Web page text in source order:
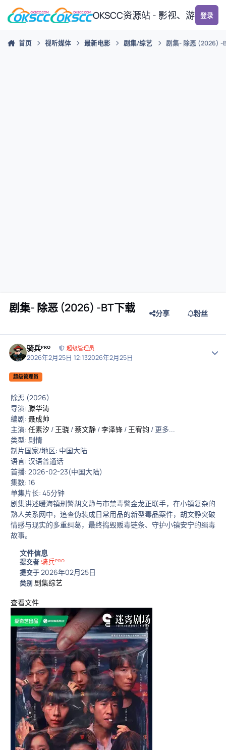
跳转到帖子
OKSCC资源站 - 影视、游戏、
登录
首页 视听媒体 最新电影 剧集/综艺 剧集- 除恶 (2026) -
剧集- 除恶 (2026) -BT下载 分享 粉丝
骑兵ᴾᴿᴼ 超级管理员
2026年2月25日 12:132026年2月25日
超级管理员
除恶 (2026)
导演: 滕华涛
编剧: 聂成帅
主演: 任素汐 / 王骁 /蔡文静 /李泽锋 / 王宥钧 / 更多...
类型: 剧情
制片国家/地区: 中国大陆
语言: 汉语普通话
首播: 2026-02-23(中国大陆)
集数: 16
单集片长: 45分钟
剧集讲述暖海镇刑警胡文静与市禁毒警金龙正联手，在小镇复杂的
熟人关系网中，追查伪装成日常用品的新型毒品案件，胡文静突破
情感与现实的多重纠葛，最终捣毁贩毒链条、守护小镇安宁的缉毒
故事。
文件信息
提交者骑兵ᴾᴿᴼ
提交于2026年02月25日
类别剧集综艺
查看文件